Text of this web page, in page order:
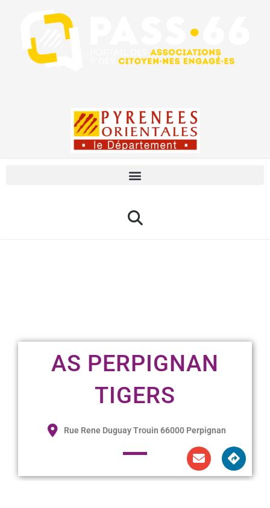
AS PERPIGNAN
TIGERS
Rue Rene Duguay Trouin 66000 Perpignan